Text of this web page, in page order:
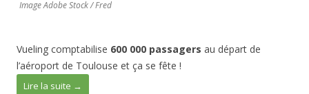
Image Adobe Stock / Fred
Vueling comptabilise 600 000 passagers au départ de
l’aéroport de Toulouse et ça se fête !
Lire la suite →